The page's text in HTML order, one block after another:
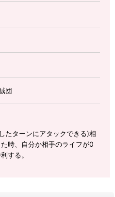
団
たターンにアタックできる)相
時、自分か相手のライフが0
する。